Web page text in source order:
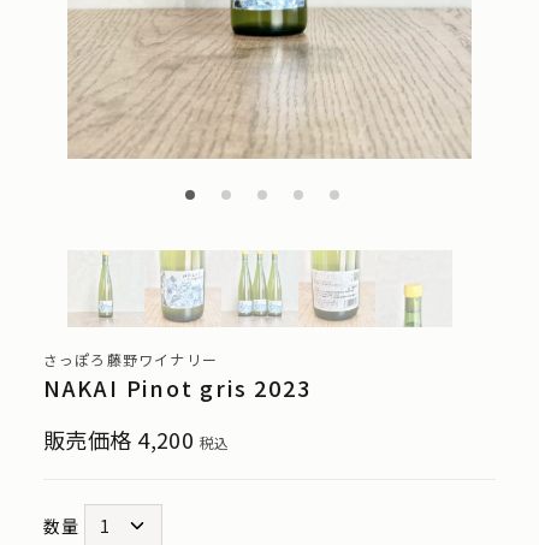
さっぽろ藤野ワイナリー
NAKAI Pinot gris 2023
販売価格 4,200 税込
数量